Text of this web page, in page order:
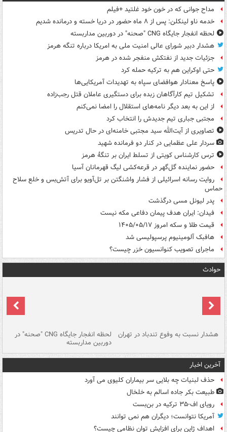
مداح جوانی که در خون خود غلتید +فیلم
خدمه ناو لینکلن: پس از ۸ ماه حضور در دریا خسته و درمانده‌ شدیم
لحظه انفجار جایگاه CNG "صحنه" در دوربین مداربسته
هشدار دبیر شورای عالی امنیت ملی به امریکا درباره تنگه هرمز
جزئیات جدید از نفتکش منفجر شده در هرمز
حتی اوکراین هم به ترکیه حمله کرد
پاسخ معنادار هوافضای سپاه به تهدیدات آمریکایی‌ها
تشکیل تیم کارآگاهان زبده برای دستگیری عاملان قتل رجب‌زاده
از این به بعد دیگر نامه‌های استقلال را امضا نمی‌کنم
مجتبی جباری تیم جدیدش را انتخاب کرد
تصاویری از آیت‌الله سید مجتبی خامنه‌ای در حال تدریس
سردار علی عظمایی در کنار دو فرمانده شهید
ترس کارشناس کویتی از تسلط ایران بر تنگۀ هرمز
حضور نماینده گل‌گهر در قرعه‌کشی لیگ قهرمانان آسیا
روایت رسانه اسرائیلی از فشار واشنگتن بر تل‌آویو برای آتش‌بس و خلع سلاح
حماس
پدر لیونل مسی درگذشت
فیدان: ایران هدف پیمان دفاعی مکه نیست
قیمت طلا و سکه امروز ۱۴۰۵/۰۵/۱۷
هافبک آلومینیوم پرسپولیسی شد
ماجرای تصویب کنوانسیون خزر چیست؟
حوادث
هشدار نسبت به وفوع تندباد در تهران لحظه انفجار جایگاه CNG "صحنه" در
دوربین مداربسته
آخرین اخبار
حذف لبنیات چه بلایی سر بیماران کلیوی می آورد
طبیعت بکر جاده اسالم به خلخال
رویای اف-۳۵ ترکیه در بن‌بست
آمریکا نتوانست؛ دیگران هم نمی توانند
اهداف ژاپن برای افزایش توان نظامی چیست؟